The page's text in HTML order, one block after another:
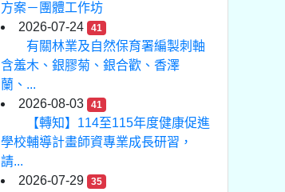
方案－團體工作坊
2026-07-24
41
有關林業及自然保育署編製刺軸
含羞木、銀膠菊、銀合歡、香澤
蘭、...
2026-08-03
41
【轉知】114至115年度健康促進
學校輔導計畫師資專業成長研習，
請...
2026-07-29
35